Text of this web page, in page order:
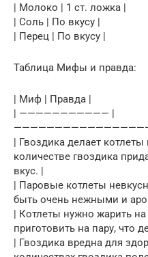
| Молоко | 1 ст. ложка |
| Соль | По вкусу |
| Перец | По вкусу |
Таблица Мифы и правда:
| Миф | Правда |
| ——————————— |
| Гвоздика делает
количестве гвоздика
вкус. |
| Паровые котлеты
быть очень нежными и
| Котлеты нужно жарить
приготовить на пару, что
| Гвоздика вредна для